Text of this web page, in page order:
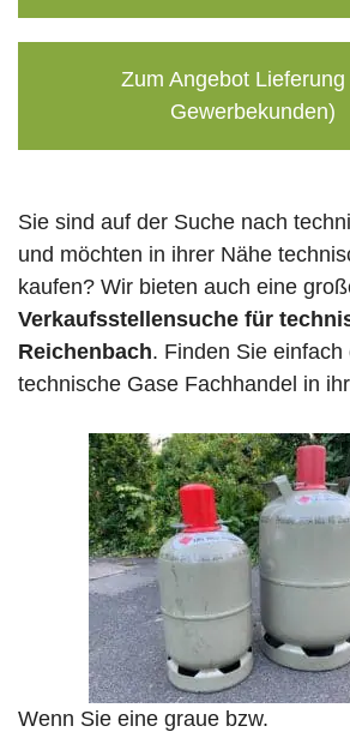
Zum Angebot Lieferung
Gewerbekunden)
Sie sind auf der Suche nach
und möchten in ihrer Nähe
kaufen? Wir bieten auch eine
Verkaufsstellensuche für
Reichenbach. Finden Sie einfach
technische Gase Fachhandel in
Wenn Sie eine graue bzw.